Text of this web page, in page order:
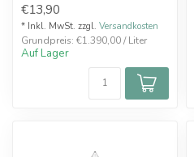
intensi...
€13,90
* Inkl. MwSt. zzgl. Versandkosten
Grundpreis: €1.390,00 / Liter
Auf Lager